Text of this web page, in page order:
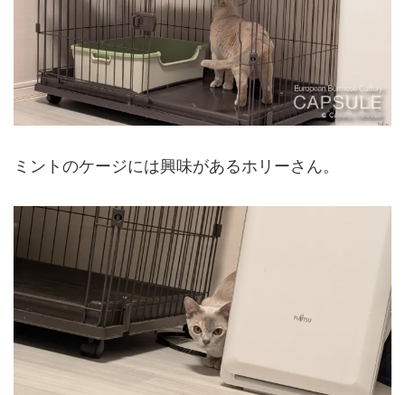
ミントのケージには興味があるホリーさん。